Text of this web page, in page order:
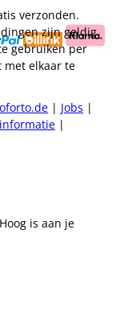
verzonden.
zijn geldig
gebruiken per
met elkaar te
| Jobs |
|
is aan je